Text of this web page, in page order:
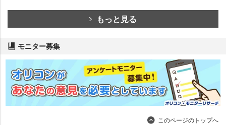
もっと見る
モニター募集
このページのトップへ